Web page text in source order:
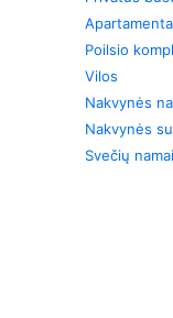
Poilsio
Vilos
Nakvynės
Nakvynės
Svečių namai